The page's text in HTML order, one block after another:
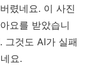
렸네요. 이 사진
요를 받았습니
그것도 AI가 실패
요.